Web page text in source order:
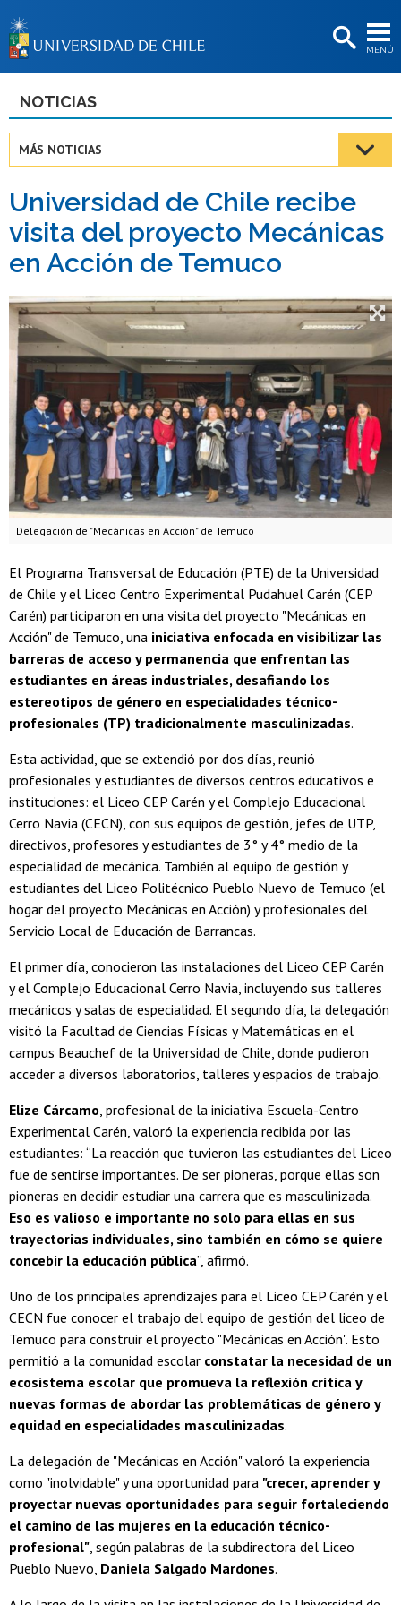
MENÚ
BIBLIOTECAS
Estudiantes
Académicas/os
Funcionarias/os
Egresadas/os
NOTICIAS
MÁS NOTICIAS
Universidad de Chile recibe
visita del proyecto Mecánicas
en Acción de Temuco
Delegación de "Mecánicas en Acción" de Temuco
El Programa Transversal de Educación (PTE) de la Universidad
de Chile y el Liceo Centro Experimental Pudahuel Carén (CEP
Carén) participaron en una visita del proyecto "Mecánicas en
Acción" de Temuco, una iniciativa enfocada en visibilizar las
barreras de acceso y permanencia que enfrentan las
estudiantes en áreas industriales, desafiando los
estereotipos de género en especialidades técnico-
profesionales (TP) tradicionalmente masculinizadas.
Esta actividad, que se extendió por dos días, reunió
profesionales y estudiantes de diversos centros educativos e
instituciones: el Liceo CEP Carén y el Complejo Educacional
Cerro Navia (CECN), con sus equipos de gestión, jefes de UTP,
directivos, profesores y estudiantes de 3° y 4° medio de la
especialidad de mecánica. También al equipo de gestión y
estudiantes del Liceo Politécnico Pueblo Nuevo de Temuco (el
hogar del proyecto Mecánicas en Acción) y profesionales del
Servicio Local de Educación de Barrancas.
El primer día, conocieron las instalaciones del Liceo CEP Carén
y el Complejo Educacional Cerro Navia, incluyendo sus talleres
mecánicos y salas de especialidad. El segundo día, la delegación
visitó la Facultad de Ciencias Físicas y Matemáticas en el
campus Beauchef de la Universidad de Chile, donde pudieron
acceder a diversos laboratorios, talleres y espacios de trabajo.
Elize Cárcamo, profesional de la iniciativa Escuela-Centro
Experimental Carén, valoró la experiencia recibida por las
estudiantes: “La reacción que tuvieron las estudiantes del Liceo
fue de sentirse importantes. De ser pioneras, porque ellas son
pioneras en decidir estudiar una carrera que es masculinizada.
Eso es valioso e importante no solo para ellas en sus
trayectorias individuales, sino también en cómo se quiere
concebir la educación pública”, afirmó.
Uno de los principales aprendizajes para el Liceo CEP Carén y el
CECN fue conocer el trabajo del equipo de gestión del liceo de
Temuco para construir el proyecto "Mecánicas en Acción". Esto
permitió a la comunidad escolar constatar la necesidad de un
ecosistema escolar que promueva la reflexión crítica y
nuevas formas de abordar las problemáticas de género y
equidad en especialidades masculinizadas.
La delegación de "Mecánicas en Acción" valoró la experiencia
como "inolvidable" y una oportunidad para "crecer, aprender y
proyectar nuevas oportunidades para seguir fortaleciendo
el camino de las mujeres en la educación técnico-
profesional", según palabras de la subdirectora del Liceo
Pueblo Nuevo, Daniela Salgado Mardones.